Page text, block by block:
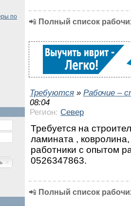
📲 Полный список
Требуются » Рабочие –
08:04
Регион: Север
Требуется на
ламината ,
работники с опытом
0526347863.
📲 Полный список
по